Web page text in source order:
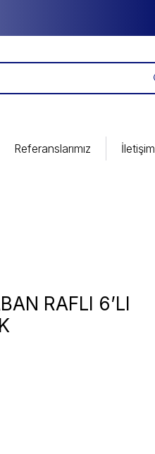
Referanslarımız İletişim
RAFLI 6’LI